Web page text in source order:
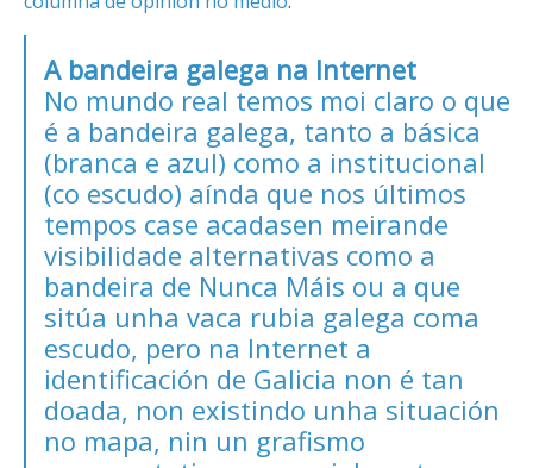
A bandeira galega na Internet
No mundo real temos moi claro o que
é a bandeira galega, tanto a básica
(branca e azul) como a institucional
(co escudo) aínda que nos últimos
tempos case acadasen meirande
visibilidade alternativas como a
bandeira de Nunca Máis ou a que
sitúa unha vaca rubia galega coma
escudo, pero na Internet a
identificación de Galicia non é tan
doada, non existindo unha situación
no mapa, nin un grafismo